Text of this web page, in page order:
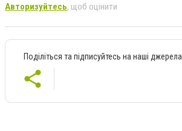
Авторизуйтесь, щоб оцінити
Поділіться та підписуйтесь на наші джерела